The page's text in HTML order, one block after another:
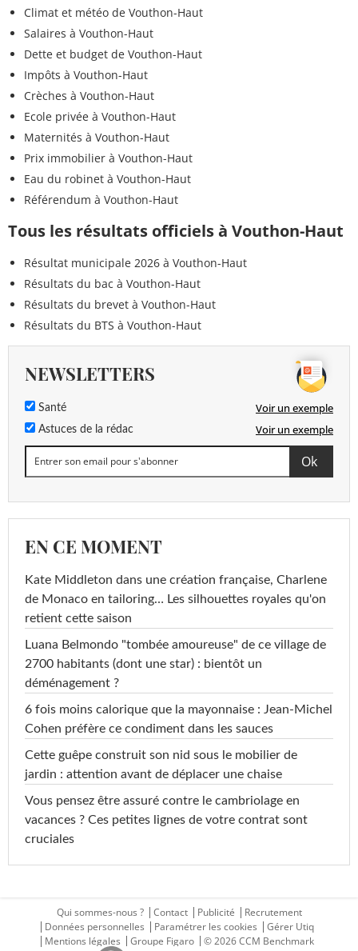
Climat et météo de Vouthon-Haut
Salaires à Vouthon-Haut
Dette et budget de Vouthon-Haut
Impôts à Vouthon-Haut
Crèches à Vouthon-Haut
Ecole privée à Vouthon-Haut
Maternités à Vouthon-Haut
Prix immobilier à Vouthon-Haut
Eau du robinet à Vouthon-Haut
Référendum à Vouthon-Haut
Tous les résultats officiels à Vouthon-Haut
Résultat municipale 2026 à Vouthon-Haut
Résultats du bac à Vouthon-Haut
Résultats du brevet à Vouthon-Haut
Résultats du BTS à Vouthon-Haut
NEWSLETTERS
Santé Voir un exemple
Astuces de la rédac Voir un exemple
EN CE MOMENT
Kate Middleton dans une création française, Charlene
de Monaco en tailoring… Les silhouettes royales qu'on
retient cette saison
Luana Belmondo "tombée amoureuse" de ce village de
2700 habitants (dont une star) : bientôt un
déménagement ?
6 fois moins calorique que la mayonnaise : Jean-Michel
Cohen préfère ce condiment dans les sauces
Cette guêpe construit son nid sous le mobilier de
jardin : attention avant de déplacer une chaise
Vous pensez être assuré contre le cambriolage en
vacances ? Ces petites lignes de votre contrat sont
cruciales
Qui sommes-nous ? Contact Publicité
Recrutement
Données personnelles
Paramétrer les cookies
Gérer Utiq
Mentions légales
Groupe Figaro © 2026 CCM Benchmark